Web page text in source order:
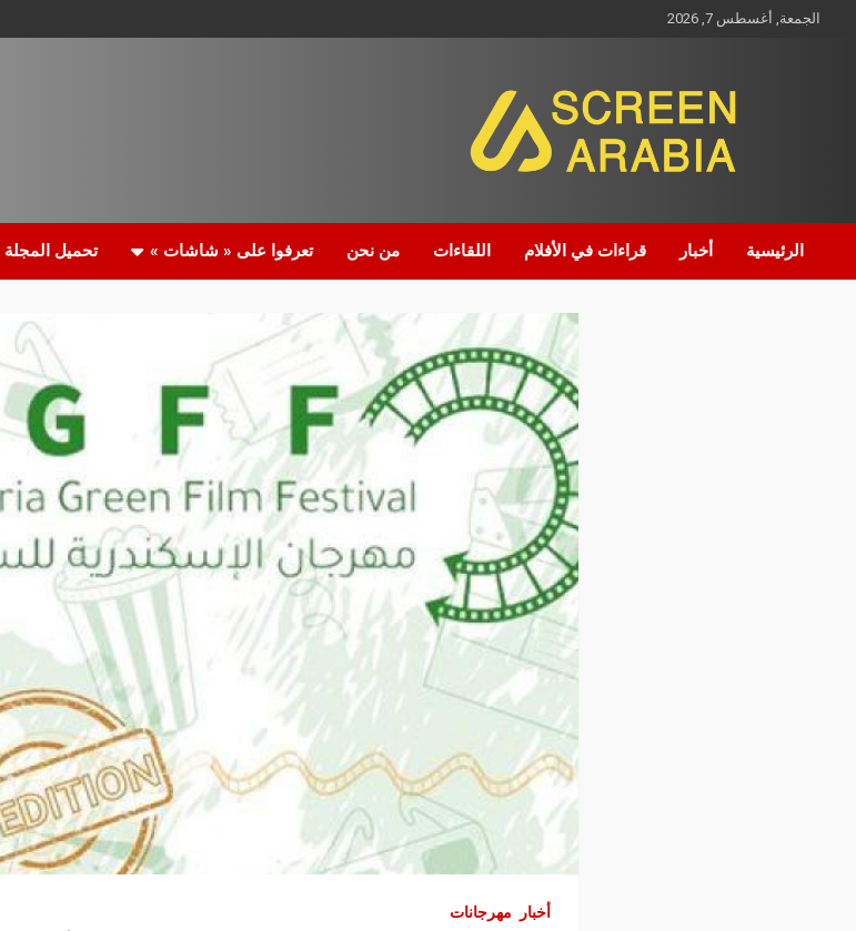
الجمعة, أغسطس 7, 2026
Screen Arabia
الرئيسية أخبار قراءات في الأفلام اللقاءات من نحن تعرفوا على « شاشات » تحميل المجلة
أخبار مهرجانات